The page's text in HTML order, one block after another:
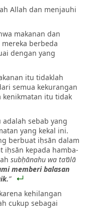
Allah dan menjauhi
makanan dan
berbeda
dengan yang
itu tidaklah
semua kekurangan
kenikmatan itu tidak
adalah sebab yang
yang kekal ini.
berbuat iḥsān dalam
iḥsān kepada hamba-
subḥānahu wa ta‘ālā
memberi balasan
”
kehilangan
cukup sebagai